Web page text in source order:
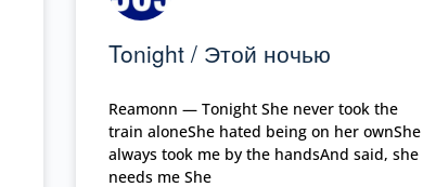
Tonight / Этой ночью
Reamonn — Tonight She never took the
train aloneShe hated being on her ownShe
always took me by the handsAnd said, she
needs me She